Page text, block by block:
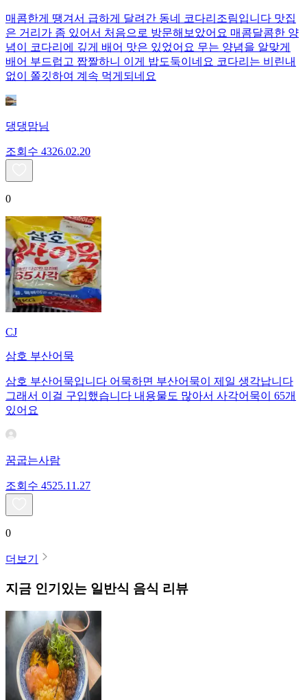
매콤한게 땡겨서 급하게 달려간 동네 코다리조림입니다 맛집
은 거리가 좀 있어서 처음으로 방문해보았어요 매콤달콤한 양
념이 코다리에 깊게 배어 맛은 있었어요 무는 양념을 알맞게
배어 부드럽고 짭짤하니 이게 밥도둑이네요 코다리는 비린내
없이 쫄깃하여 계속 먹게되네요
댕댕맘님
조회수 4326.02.20
0
CJ
삼호 부산어묵
삼호 부산어묵입니다 어묵하면 부산어묵이 제일 생각납니다
그래서 이걸 구입했습니다 내용물도 많아서 사각어묵이 65개
있어요
꿈굽는사람
조회수 4525.11.27
0
더보기
지금 인기있는 일반식 음식 리뷰